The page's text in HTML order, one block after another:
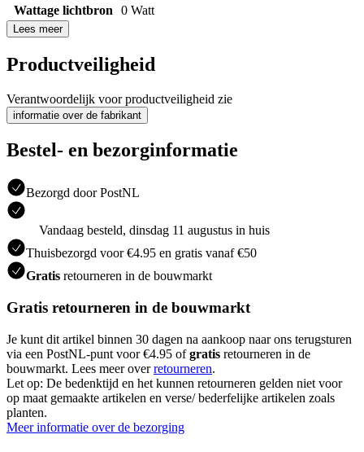
Wattage lichtbron
0 Watt
Lees meer
Productveiligheid
Verantwoordelijk voor productveiligheid zie
informatie over de fabrikant
Bestel- en bezorginformatie
Bezorgd door PostNL
Vandaag besteld, dinsdag 11 augustus in huis
Thuisbezorgd voor €4.95 en gratis vanaf €50
Gratis retourneren in de bouwmarkt
Gratis retourneren in de bouwmarkt
Je kunt dit artikel binnen 30 dagen na aankoop naar ons terugsturen
via een PostNL-punt voor €4.95 ofgratis retourneren in de
bouwmarkt. Lees meer overretourneren.
Let op: De bedenktijd en het kunnen retourneren gelden niet voor
op maat gemaakte artikelen en verse/ bederfelijke artikelen zoals
planten.
Meer informatie over de bezorging